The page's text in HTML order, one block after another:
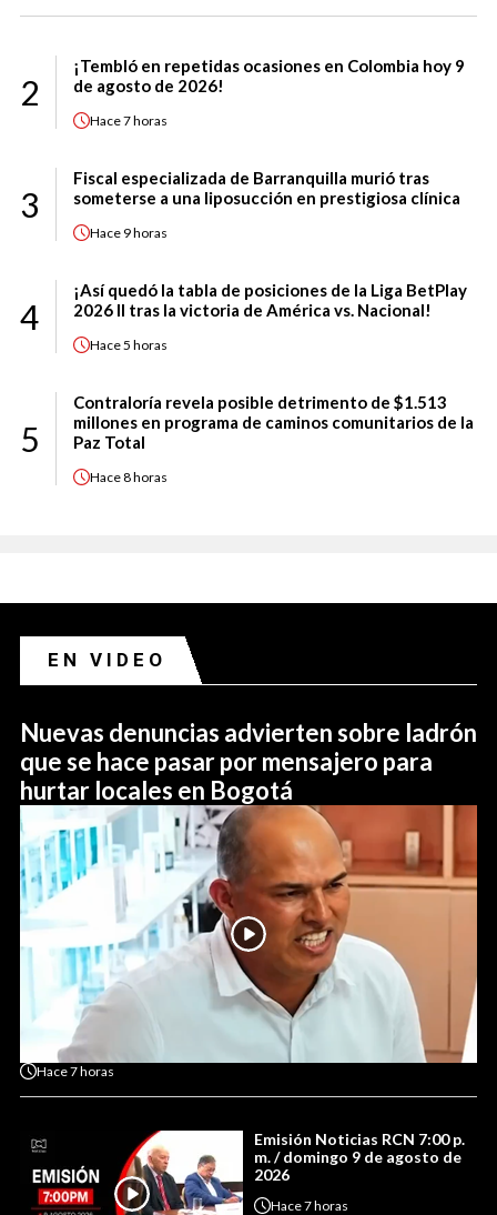
2
¡Tembló en repetidas ocasiones en Colombia hoy 9
de agosto de 2026!
Hace7 horas
3
Fiscal especializada de Barranquilla murió tras
someterse a una liposucción en prestigiosa clínica
Hace 9 horas
4
¡Así quedó la tabla de posiciones de la Liga BetPlay
2026 II tras la victoria de América vs. Nacional!
Hace5 horas
5
Contraloría revela posible detrimento de $1.513
millones en programa de caminos comunitarios de la
Paz Total
Hace8 horas
EN VIDEO
Nuevas denuncias advierten sobre ladrón
que se hace pasar por mensajero para
hurtar locales en Bogotá
Hace7 horas
Emisión Noticias RCN 7:00 p.
m. / domingo 9 de agosto de
2026
Hace7 horas